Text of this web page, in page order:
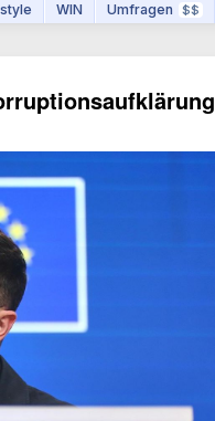
WIN Umfragen $$